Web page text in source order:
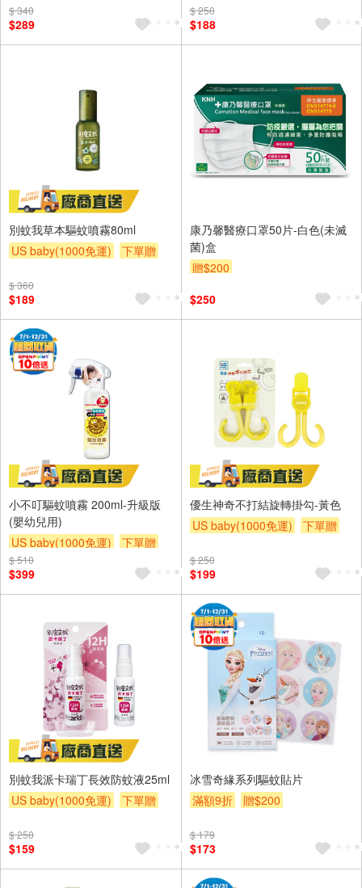
滿額贈
$ 340
$289
$ 250
$188
別蚊我草本驅蚊噴霧80ml
US baby(1000免運)
下單贈
$ 360
$189
康乃馨醫療口罩50片-白色(未滅
菌)盒
贈$200
$250
小不叮驅蚊噴霧 200ml-升級版
(嬰幼兒用)
US baby(1000免運)
下單贈
滿額贈
$ 510
$399
優生神奇不打結旋轉掛勾-黃色
US baby(1000免運)
下單贈
$ 250
$199
別蚊我派卡瑞丁長效防蚊液25ml
US baby(1000免運)
下單贈
$ 250
$159
冰雪奇緣系列驅蚊貼片
滿額9折
贈$200
$ 179
$173